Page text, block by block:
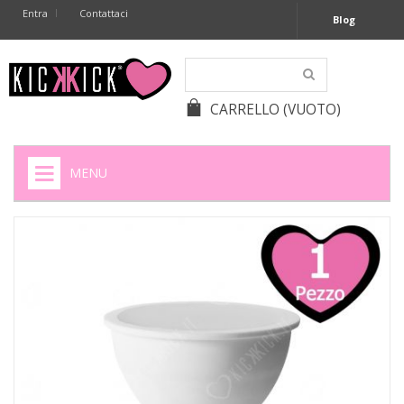
Entra Contattaci Blog
CARRELLO (VUOTO)
MENU
+
BATTERIE APPARECCHI ACUSTICI